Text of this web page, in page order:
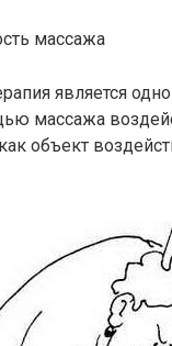
массажа
является
массажа
объект